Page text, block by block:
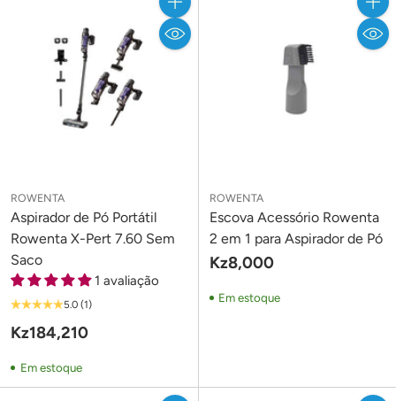
Quantidade
ROWENTA
Aspirador de Pó Portátil
Rowenta X-Pert 7.60 Sem
Saco
1 avaliação
5.0 (1)
Kz184,210
Em estoque
ROWENTA
Escova Acessório Rowenta
2 em 1 para Aspirador de Pó
Kz8,000
Em estoque